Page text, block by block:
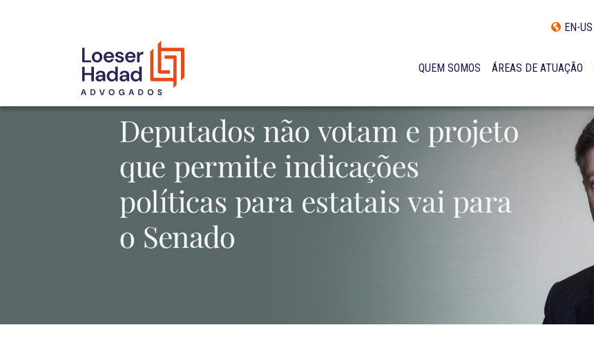
INTERNATIONAL NETWORK
PRÊMIOS
NOSSA EQUIPE
EN-US
QUEM SOMOS
INCLUSÃO E DIVERSIDADE
INTERNATIONAL NETWORK
NOSSA EQUIPE
ÁREAS DE ATUAÇÃO